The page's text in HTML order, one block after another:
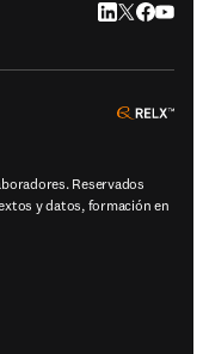
LinkedIn se
Twitter se
Reservados
y datos, formación en